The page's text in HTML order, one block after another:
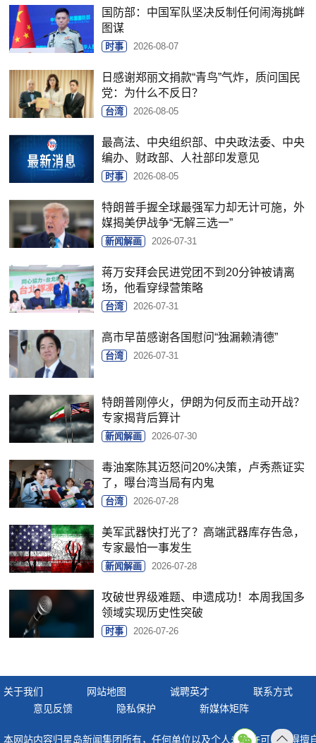
国防部：中国军队坚决反制任何闹海挑衅
图谋
时事 2026-08-07
日感谢郑丽文捐款“青鸟”气炸，质问国民
党：为什么不反日？
台湾 2026-08-05
最高法、中央组织部、中央政法委、中央
编办、财政部、人社部印发意见
时事 2026-08-05
特朗普手握全球最强军力却无计可施，外
媒揭美伊战争“无解三选一”
新闻解画 2026-07-31
蒋万安拜会民进党团不到20分钟被请离
场，他看穿绿营策略
台湾 2026-07-31
高市早苗感谢各国慰问“独漏赖清德”
台湾 2026-07-31
特朗普刚停火，伊朗为何反而主动开战？
专家揭背后算计
新闻解画 2026-07-30
毒油案陈其迈怒问20%决策，卢秀燕证实
了，曝台湾当局有内鬼
台湾 2026-07-28
美军武器快打光了？高端武器库存告急，
专家最怕一事发生
新闻解画 2026-07-28
攻破世界级难题、申遗成功！本周我国多
领域实现历史性突破
时事 2026-07-26
关于我们 网站地图 诚聘英才
联系方式
意见反馈
隐私保护 新媒体矩阵
本网站内容归星岛新闻集团所有，任何单位以及个人未经许可，不得擅